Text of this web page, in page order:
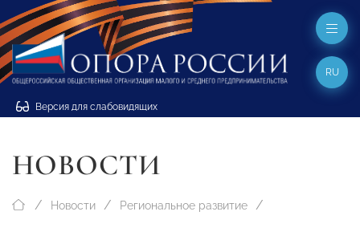
Версия для слабовидящих
RU
НОВОСТИ
Новости Региональное развитие